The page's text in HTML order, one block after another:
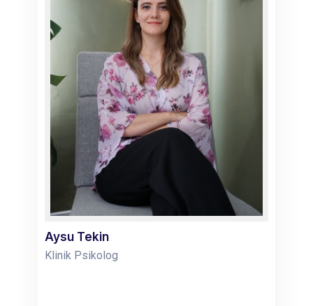
Aysu Tekin
Klinik Psikolog